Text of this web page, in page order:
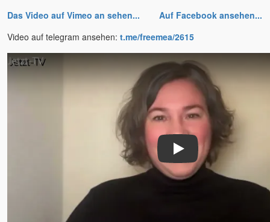
Das Video auf Vimeo an sehen...
Auf Facebook ansehen...
Video auf telegram ansehen: t.me/freemea/2615
Play